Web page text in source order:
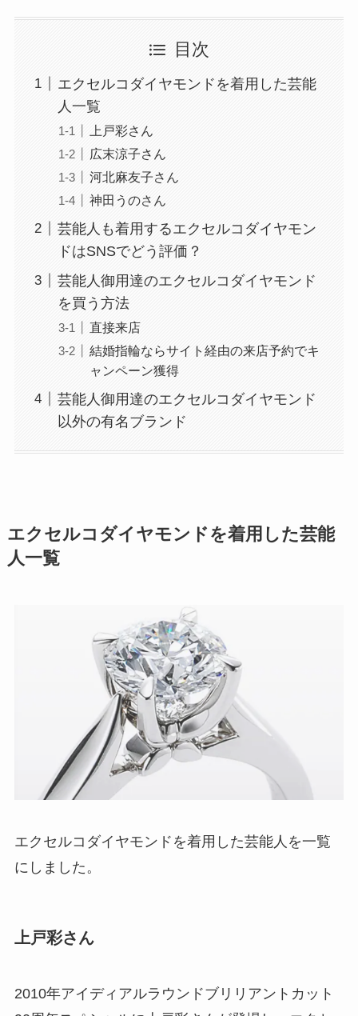
目次
エクセルコダイヤモンドを着用した芸能
人一覧
上戸彩さん
広末涼子さん
河北麻友子さん
神田うのさん
芸能人も着用するエクセルコダイヤモン
ドはSNSでどう評価？
芸能人御用達のエクセルコダイヤモンド
を買う方法
直接来店
結婚指輪ならサイト経由の来店予約でキ
ャンペーン獲得
芸能人御用達のエクセルコダイヤモンド
以外の有名ブランド
エクセルコダイヤモンドを着用した芸能
人一覧
エクセルコダイヤモンドを着用した芸能人を一覧
にしました。
上戸彩さん
2010年アイディアルラウンドブリリアントカット